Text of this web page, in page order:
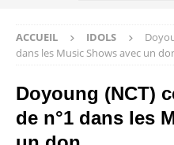
ACCUEIL IDOLS
dans les Music Shows avec un
Doyoung (NCT)
de n°1 dans les